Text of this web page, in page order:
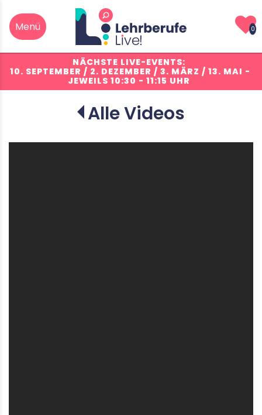
0
NÄCHSTE LIVE-EVENTS:
10. SEPTEMBER / 2. DEZEMBER / 3. MÄRZ / 13. MAI -
JEWEILS 10:30 - 11:15 UHR
Alle Videos